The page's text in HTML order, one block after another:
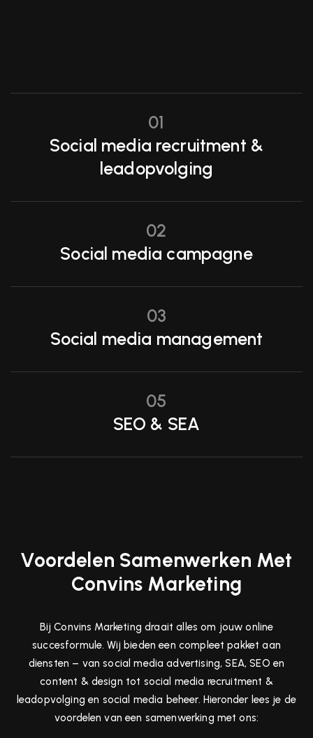
01
Social media recruitment &
leadopvolging
02
Social media campagne
03
Social media management
05
SEO & SEA
Voordelen Samenwerken Met
Convins Marketing
Bij Convins Marketing draait alles om jouw online
succesformule. Wij bieden een compleet pakket aan
diensten – van social media advertising, SEA, SEO en
content & design tot social media recruitment &
leadopvolging en social media beheer. Hieronder lees je de
voordelen van een samenwerking met ons: